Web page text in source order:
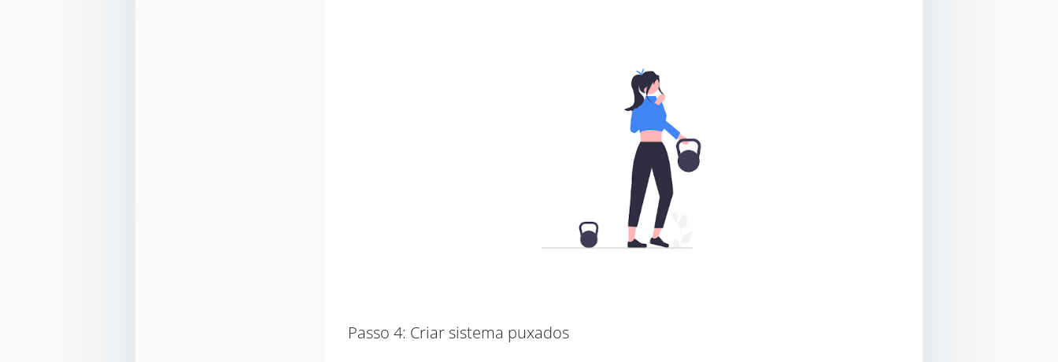
Passo 4: Criar sistema puxados